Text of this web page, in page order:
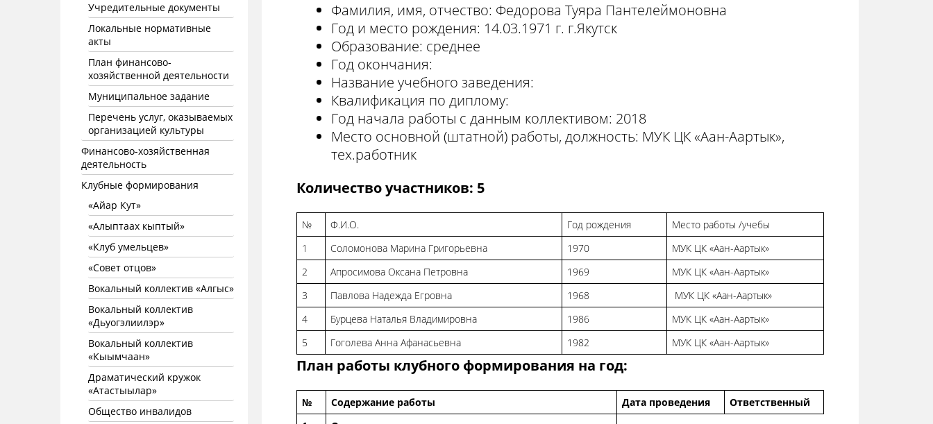
Учредительные документы
Локальные нормативные
акты
План финансово-
хозяйственной деятельности
Муниципальное задание
Перечень услуг, оказываемых
организацией культуры
Финансово-хозяйственная
деятельность
Клубные формирования
«Айар Кут»
«Алыптаах кыптый»
«Клуб умельцев»
«Совет отцов»
Вокальный коллектив «Алгыс»
Вокальный коллектив
«Дьуогэлиилэр»
Вокальный коллектив
«Кыымчаан»
Драматический кружок
«Атастыылар»
Общество инвалидов
Фамилия, имя, отчество: Федорова Туяра Пантелеймоновна
Год и место рождения: 14.03.1971 г. г.Якутск
Образование: среднее
Год окончания:
Название учебного заведения:
Квалификация по диплому:
Год начала работы с данным коллективом: 2018
Место основной (штатной) работы, должность: МУК ЦК «Аан-Аартык»,
тех.работник
Количество участников: 5
№ Ф.И.О. Год рождения
Место работы /учебы
1
Соломонова Марина Григорьевна 1970
МУК ЦК «Аан-Аартык»
2
Апросимова Оксана Петровна 1969
МУК ЦК «Аан-Аартык»
3
Павлова Надежда Егровна 1968
МУК ЦК «Аан-Аартык»
4
Бурцева Наталья Владимировна 1986
МУК ЦК «Аан-Аартык»
5
Гоголева Анна Афанасьевна 1982 МУК ЦК «Аан-Аартык»
План работы клубного формирования на год:
№ Содержание работы Дата проведения
Ответственный